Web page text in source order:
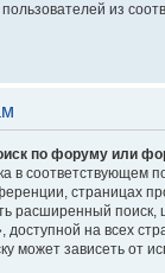
из
по форуму или
в соответствующем
страницах
расширенный поиск,
на всех
может зависеть от